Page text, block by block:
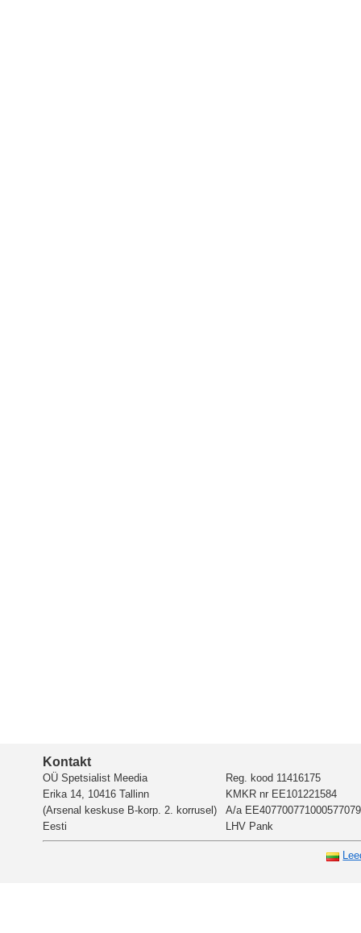
Kontakt
OÜ Spetsialist Meedia
Erika 14, 10416 Tallinn
(Arsenal keskuse B-korp. 2. korrusel)
Eesti
Reg. kood 11416175
KMKR nr EE101221584
A/a EE407700771000577079
LHV Pank